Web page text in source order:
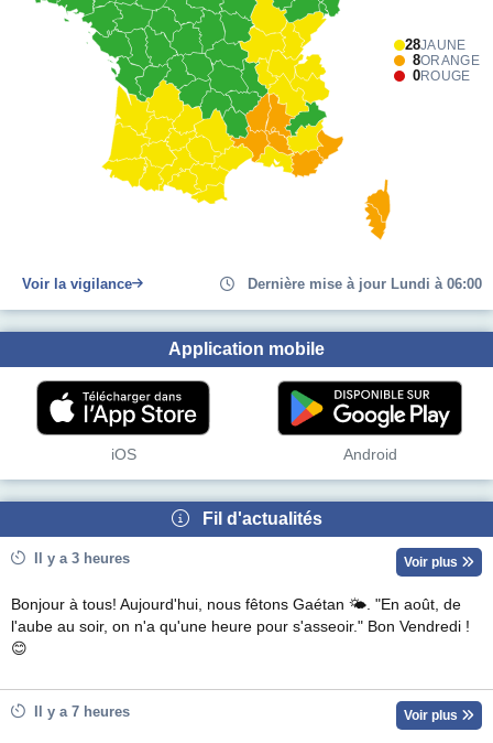
28JAUNE
8ORANGE
0ROUGE
Voir la vigilance Dernière mise à jour Lundi à 06:00
Application mobile
iOS Android
Fil d'actualités
Il y a 3 heures Voir plus
Bonjour à tous! Aujourd'hui, nous fêtons Gaétan 🌤. "En août, de
l'aube au soir, on n'a qu'une heure pour s'asseoir." Bon Vendredi !
😊
Il y a 7 heures Voir plus